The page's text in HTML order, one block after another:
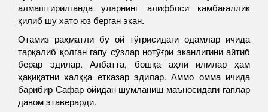
алмаштирилганда уларнинг алифбоси камбағаллик
қилиб шу хато юз берган экан.
Отамиз раҳматли бу ой тўғрисидаги одамлар ичида
тарқалиб қолган гапу сўзлар нотўғри эканлигини айтиб
берар эдилар. Албатта, бошқа аҳли илмлар ҳам
ҳақиқатни халққа етказар эдилар. Аммо омма ичида
барибир Сафар ойидан шумланиш маъносидаги гаплар
давом этаверарди.